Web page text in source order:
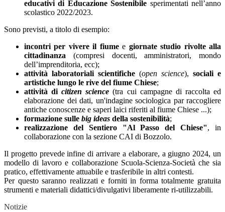
educativi di Educazione Sostenibile sperimentati nell’anno
scolastico 2022/2023.
Sono previsti, a titolo di esempio:
incontri per vivere il fiumee giornate studio rivolte alla
cittadinanza (compresi docenti, amministratori, mondo
dell’imprenditoria, ecc);
attività laboratoriali scientifiche (open science), sociali e
artistiche lungo le rive del fiume Chiese;
attività dicitizen science (tra cui campagne di raccolta ed
elaborazione dei dati, un'indagine sociologica par raccogliere
antiche conoscenze e saperi laici riferiti al fiume Chiese ...);
formazione sulle big ideas della sostenibilità;
realizzazione del Sentiero "Al Passo del Chiese", in
collaborazione con la sezione CAI di Bozzolo.
Il progetto prevede infine di arrivare a elaborare, a giugno 2024, un
modello di lavoro e collaborazione Scuola-Scienza-Società che sia
pratico, effettivamente attuabile e trasferibile in altri contesti.
Per questo saranno realizzati e forniti in forma totalmente gratuita
strumenti e materiali didattici/divulgativi liberamente ri-utilizzabili.
Notizie